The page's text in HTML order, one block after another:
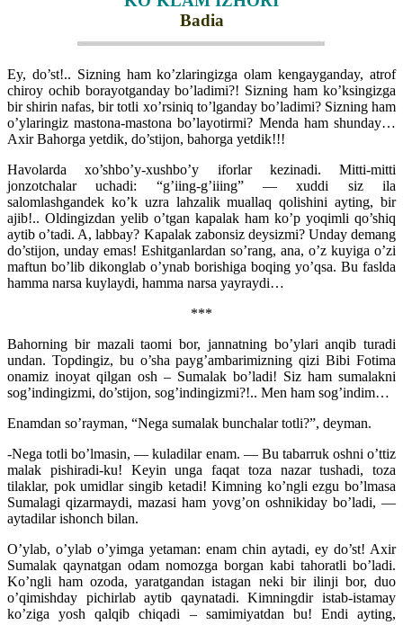
Badia
Ey, do’st!.. Sizning ham ko’zlaringizga olam kengayganday, atrof
chiroy ochib borayotganday bo’ladimi?! Sizning ham ko’ksingizga
bir shirin nafas, bir totli xo’rsiniq to’lganday bo’ladimi? Sizning ham
o’ylaringiz mastona-mastona bo’layotirmi? Menda ham shunday…
Axir Bahorga yetdik, do’stijon, bahorga yetdik!!!
Havolarda xo’shbo’y-xushbo’y iforlar kezinadi. Mitti-mitti
jonzotchalar uchadi: “g’iing-g’iiing” — xuddi siz ila
salomlashgandek ko’k uzra lahzalik muallaq qolishini ayting, bir
ajib!.. Oldingizdan yelib o’tgan kapalak ham ko’p yoqimli qo’shiq
aytib o’tadi. A, labbay? Kapalak zabonsiz deysizmi? Unday demang
do’stijon, unday emas! Eshitganlardan so’rang, ana, o’z kuyiga o’zi
maftun bo’lib dikonglab o’ynab borishiga boqing yo’qsa. Bu faslda
hamma narsa kuylaydi, hamma narsa yayraydi…
***
Bahorning bir mazali taomi bor, jannatning bo’ylari anqib turadi
undan. Topdingiz, bu o’sha payg’ambarimizning qizi Bibi Fotima
onamiz inoyat qilgan osh – Sumalak bo’ladi! Siz ham sumalakni
sog’indingizmi, do’stijon, sog’indingizmi?!.. Men ham sog’indim…
Enamdan so’rayman, “Nega sumalak bunchalar totli?”, deyman.
-Nega totli bo’lmasin, — kuladilar enam. — Bu tabarruk oshni o’ttiz
malak pishiradi-ku! Keyin unga faqat toza nazar tushadi, toza
tilaklar, pok umidlar singib ketadi! Kimning ko’ngli ezgu bo’lmasa
Sumalagi qizarmaydi, mazasi ham yovg’on oshnikiday bo’ladi, —
aytadilar ishonch bilan.
O’ylab, o’ylab o’yimga yetaman: enam chin aytadi, ey do’st! Axir
Sumalak qaynatgan odam nomozga borgan kabi tahoratli bo’ladi.
Ko’ngli ham ozoda, yaratgandan istagan neki bir ilinji bor, duo
o’qimishday pichirlab aytib qaynatadi. Kimningdir istab-istamay
ko’ziga yosh qalqib chiqadi – samimiyatdan bu! Endi ayting,